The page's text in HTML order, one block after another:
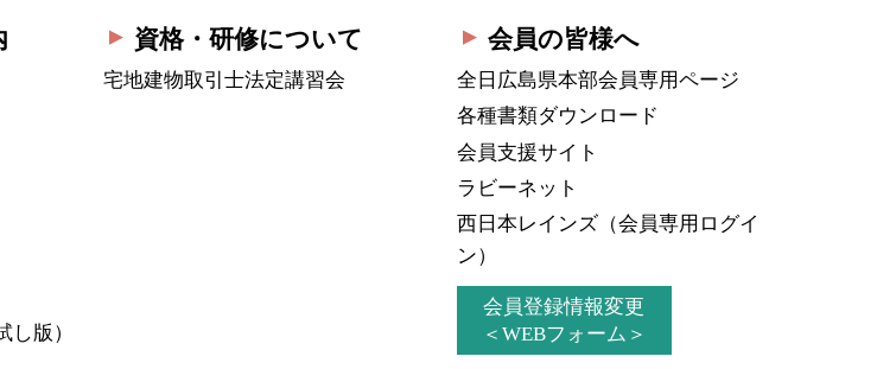
し版）
資格・研修について
宅地建物取引士法定講習会
会員の皆様へ
全日広島県本部会員専用ページ
各種書類ダウンロード
会員支援サイト
ラビーネット
西日本レインズ（会員専用ログイ
ン）
会員登録情報変更
＜WEBフォーム＞